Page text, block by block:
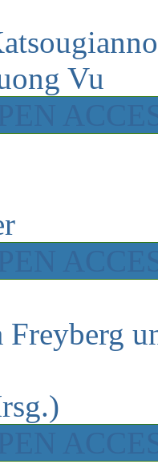
Vu
Freyberg